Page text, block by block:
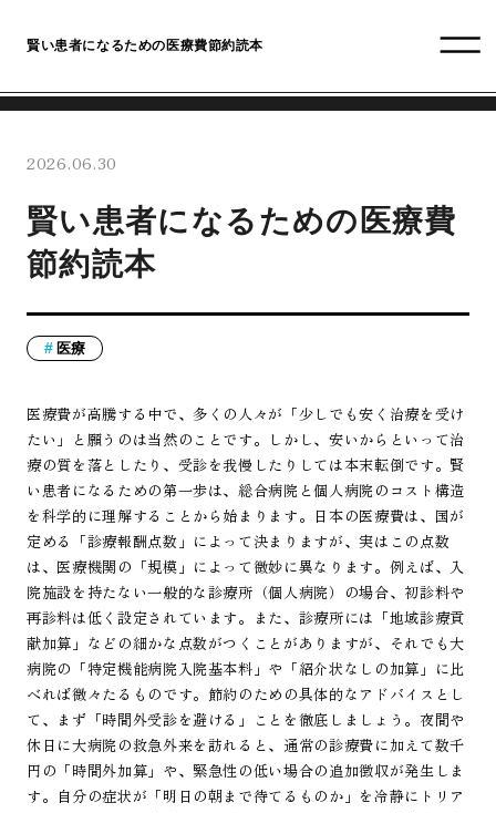
賢い患者になるための医療費節約読本
2026.06.30
賢い患者になるための医療費
節約読本
医療
医療費が高騰する中で、多くの人々が「少しでも安く治療を受け
たい」と願うのは当然のことです。しかし、安いからといって治
療の質を落としたり、受診を我慢したりしては本末転倒です。賢
い患者になるための第一歩は、総合病院と個人病院のコスト構造
を科学的に理解することから始まります。日本の医療費は、国が
定める「診療報酬点数」によって決まりますが、実はこの点数
は、医療機関の「規模」によって微妙に異なります。例えば、入
院施設を持たない一般的な診療所（個人病院）の場合、初診料や
再診料は低く設定されています。また、診療所には「地域診療貢
献加算」などの細かな点数がつくことがありますが、それでも大
病院の「特定機能病院入院基本料」や「紹介状なしの加算」に比
べれば微々たるものです。節約のための具体的なアドバイスとし
て、まず「時間外受診を避ける」ことを徹底しましょう。夜間や
休日に大病院の救急外来を訪れると、通常の診療費に加えて数千
円の「時間外加算」や、緊急性の低い場合の追加徴収が発生しま
す。自分の症状が「明日の朝まで待てるものか」を冷静にトリア